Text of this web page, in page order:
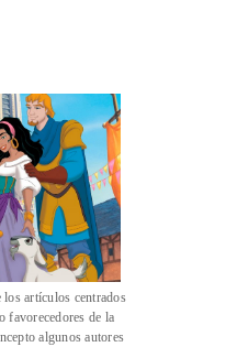
los artículos centrados
favorecedores de la
algunos autores